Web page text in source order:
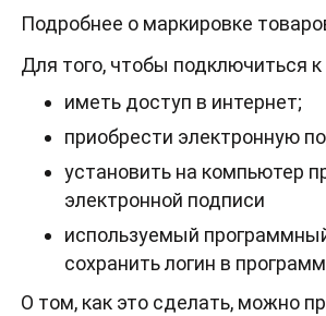
Подробнее о маркировке
Для того, чтобы подключиться
иметь доступ в интернет;
приобрести электронную
установить на компьютер
электронной подписи
используемый
сохранить логин в
О том, как это сделать, можно